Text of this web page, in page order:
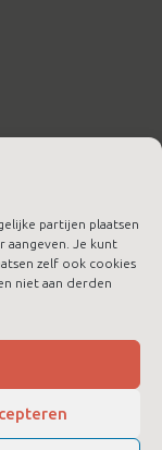
partijen plaatsen
aangeven. Je kunt
zelf ook cookies
niet aan derden